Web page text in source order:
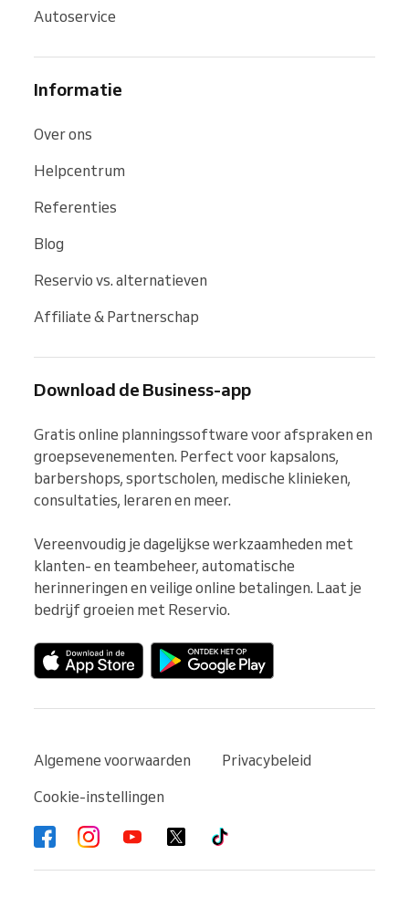
Autoservice
Informatie
Over ons
Helpcentrum
Referenties
Blog
Reservio vs. alternatieven
Affiliate & Partnerschap
Download de Business-app
Gratis online planningssoftware voor afspraken en
groepsevenementen. Perfect voor kapsalons,
barbershops, sportscholen, medische klinieken,
consultaties, leraren en meer.
Vereenvoudig je dagelijkse werkzaamheden met
klanten- en teambeheer, automatische
herinneringen en veilige online betalingen. Laat je
bedrijf groeien met Reservio.
Algemene voorwaarden
Privacybeleid
Cookie-instellingen